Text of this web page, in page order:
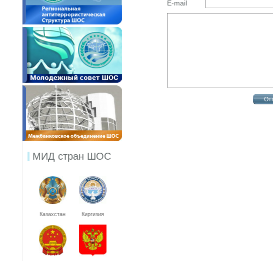
МИД стран ШОС
Казахстан Киргизия
E-mail